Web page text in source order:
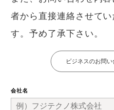
者から直接連絡させて
す。予め了承下さい。
ビジネスのお問
会社名